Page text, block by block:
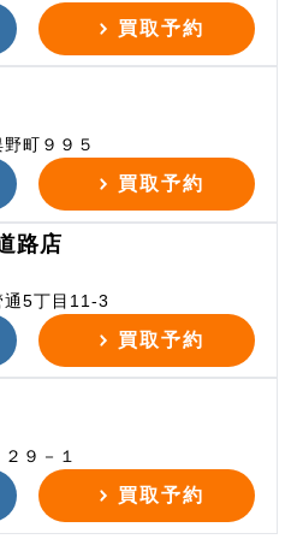
買取予約
町９９５
買取予約
路店
通5丁目11-3
買取予約
９－１
買取予約